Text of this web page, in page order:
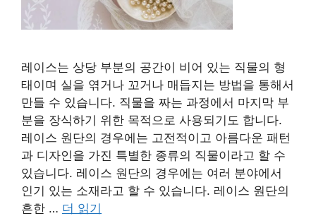
레이스는 상당 부분의 공간이 비어 있는 직물의 형
태이며 실을 엮거나 꼬거나 매듭지는 방법을 통해서
만들 수 있습니다. 직물을 짜는 과정에서 마지막 부
분을 장식하기 위한 목적으로 사용되기도 합니다.
레이스 원단의 경우에는 고전적이고 아름다운 패턴
과 디자인을 가진 특별한 종류의 직물이라고 할 수
있습니다. 레이스 원단의 경우에는 여러 분야에서
인기 있는 소재라고 할 수 있습니다. 레이스 원단의
흔한 … 더 읽기